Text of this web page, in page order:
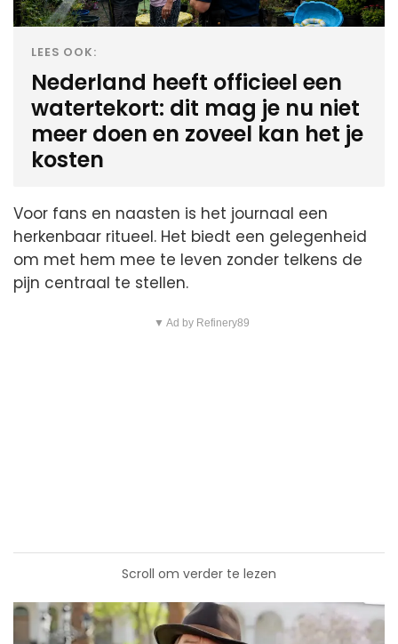
LEES OOK:
Nederland heeft officieel een
watertekort: dit mag je nu niet
meer doen en zoveel kan het je
kosten
Voor fans en naasten is het journaal een
herkenbaar ritueel. Het biedt een gelegenheid
om met hem mee te leven zonder telkens de
pijn centraal te stellen.
▼ Ad by Refinery89
Scroll om verder te lezen